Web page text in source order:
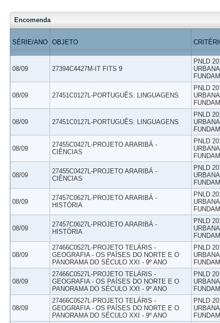
Encomenda
SÉRIE/ANO OBJETO
08/09 27394C4427M-IT FITS 9
PNLD
08/09 27451C0127L-PORTUGUÊS: LINGUAGENS
PNLD
08/09 27451C0127L-PORTUGUÊS: LINGUAGENS
PNLD
08/09
27455C0427L-PROJETO ARARIBÁ -
CIÊNCIAS
PNLD
08/09
27455C0427L-PROJETO ARARIBÁ -
CIÊNCIAS
PNLD
08/09
27457C0627L-PROJETO ARARIBÁ -
HISTÓRIA
PNLD
08/09
27457C0627L-PROJETO ARARIBÁ -
HISTÓRIA
PNLD
08/09
27466C0527L-PROJETO TELÁRIS -
GEOGRAFIA - OS PAÍSES DO NORTE E O
PANORAMA DO SÉCULO XXI - 9º ANO
PNLD
08/09
27466C0527L-PROJETO TELÁRIS -
GEOGRAFIA - OS PAÍSES DO NORTE E O
PANORAMA DO SÉCULO XXI - 9º ANO
PNLD
08/09
27466C0527L-PROJETO TELÁRIS -
GEOGRAFIA - OS PAÍSES DO NORTE E O
PANORAMA DO SÉCULO XXI - 9º ANO
PNLD